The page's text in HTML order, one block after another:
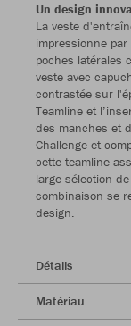
Un design
La veste
impressionne
poches latérales
veste avec
contrastée sur
Teamline et
des manches et
Challenge et
cette teamline
large sélection
combinaison se
design.
Détails
Matériau